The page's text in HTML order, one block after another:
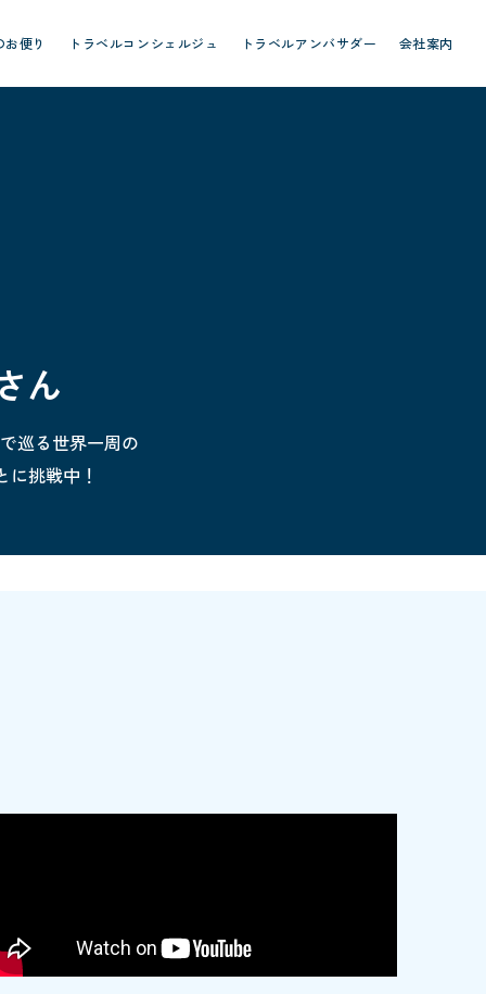
便り トラベルコンシェルジュ トラベルアンバサダー 会社案内
ん
巡る世界一周の
挑戦中！